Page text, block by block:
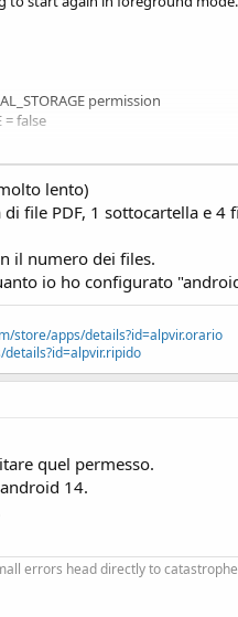
i file PDF alla lista
o non contiene file PDF.",
permission
= false
lento)
file PDF, 1 sottocartella e
il numero dei files.
io ho configurato
store/apps/details?id=alpvir.orario
quel permesso.
14.
errors head directly to